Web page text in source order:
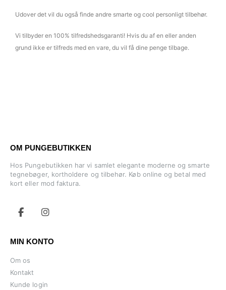
Udover det vil du også finde andre smarte og cool personligt tilbehør.
Vi tilbyder en 100% tilfredshedsgaranti! Hvis du af en eller anden
grund ikke er tilfreds med en vare, du vil få dine penge tilbage.
OM PUNGEBUTIKKEN
Hos Pungebutikken har vi samlet elegante moderne og smarte
tegnebøger, kortholdere og tilbehør. Køb online og betal med
kort eller mod faktura.
MIN KONTO
Om os
Kontakt
Kunde login